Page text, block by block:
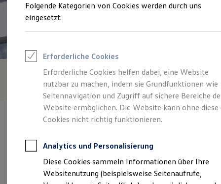
Junge Gebrauchtwagen und Gebrauchtwagen
Volkswagen Zertifizierte Gebrauchtwagen
Zubehör- und Serviceangebote
Leasing
Leasing-Angebote
Gebrauchtwagen Leasing
Junge Gebrauchtwagen-Leasing
Elektroauto Leasing
Kleinwagen-Leasing
Leasing ohne Anzahlung
Finanzierung
Kfz-Versicherung
Restschuldversicherungen
Garantien
Wartungsverträge
Verantwortlich für die Inhalte auf dieser Seite ist die Automobile
Libera GmbH (Impressum & Rechtliches )
Folgende Kategorien von Cookies werden durch uns
eingesetzt:
Erforderliche Cookies
Erforderliche Cookies helfen dabei, eine Website
nutzbar zu machen, indem sie Grundfunktionen wie
Seitennavigation und Zugriff auf sichere Bereiche
Website ermöglichen. Die Website kann ohne diese
Cookies nicht richtig funktionieren.
Analytics und Personalisierung
Diese Cookies sammeln Informationen über Ihre
Websitenutzung (beispielsweise Seitenaufrufe,